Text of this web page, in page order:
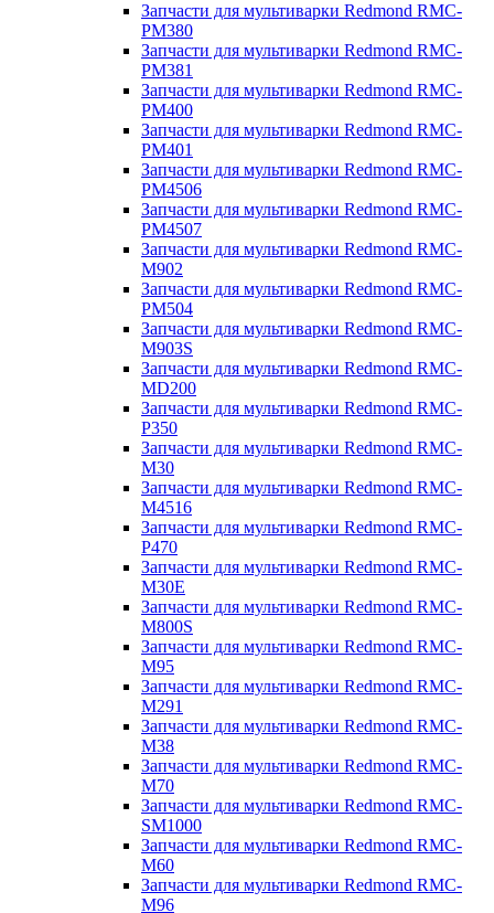
Запчасти для мультиварки Redmond RMC-
PM380
Запчасти для мультиварки Redmond RMC-
PM381
Запчасти для мультиварки Redmond RMC-
PM400
Запчасти для мультиварки Redmond RMC-
PM401
Запчасти для мультиварки Redmond RMC-
PM4506
Запчасти для мультиварки Redmond RMC-
PM4507
Запчасти для мультиварки Redmond RMC-
M902
Запчасти для мультиварки Redmond RMC-
PM504
Запчасти для мультиварки Redmond RMC-
M903S
Запчасти для мультиварки Redmond RMC-
MD200
Запчасти для мультиварки Redmond RMC-
P350
Запчасти для мультиварки Redmond RMC-
M30
Запчасти для мультиварки Redmond RMC-
M4516
Запчасти для мультиварки Redmond RMC-
P470
Запчасти для мультиварки Redmond RMC-
M30E
Запчасти для мультиварки Redmond RMC-
M800S
Запчасти для мультиварки Redmond RMC-
M95
Запчасти для мультиварки Redmond RMC-
M291
Запчасти для мультиварки Redmond RMC-
M38
Запчасти для мультиварки Redmond RMC-
M70
Запчасти для мультиварки Redmond RMC-
SM1000
Запчасти для мультиварки Redmond RMC-
M60
Запчасти для мультиварки Redmond RMC-
M96